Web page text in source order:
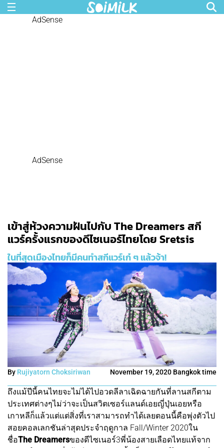
AdSense
AdSense
เข้าสู่ห้วงความฝันไปกับ The Dreamers สกี
แวร์ครั้งแรกของดีไซเนอร์ไทยโดย Sretsis
ในที่สุดเมืองไทยก็มีคนทำสกีแวร์เก๋ ๆ แล้วจ้า!
By Rujiyatorn Choksiriwan November 19, 2020 Bangkok time
ถึงแม้ปีนี้คนไทยจะไม่ได้ไปอวดลีลาเฉิดฉายกันที่ลานสกีตาม
ประเทศต่างๆไม่ว่าจะเป็นสวิตเซอร์แลนด์เอยญี่ปุ่นเอยหรือ
เกาหลีก็แล้วแต่แต่สิ่งที่เราสามารถทำได้เลยตอนนี้คือพุ่งตัวไป
สอยคอลเลกชันล่าสุดประจำฤดูกาล Fall/Winter 2020ใน
ชื่อThe Dreamersของดีไซเนอร์3พี่น้องสายเลือดไทยแท้จาก